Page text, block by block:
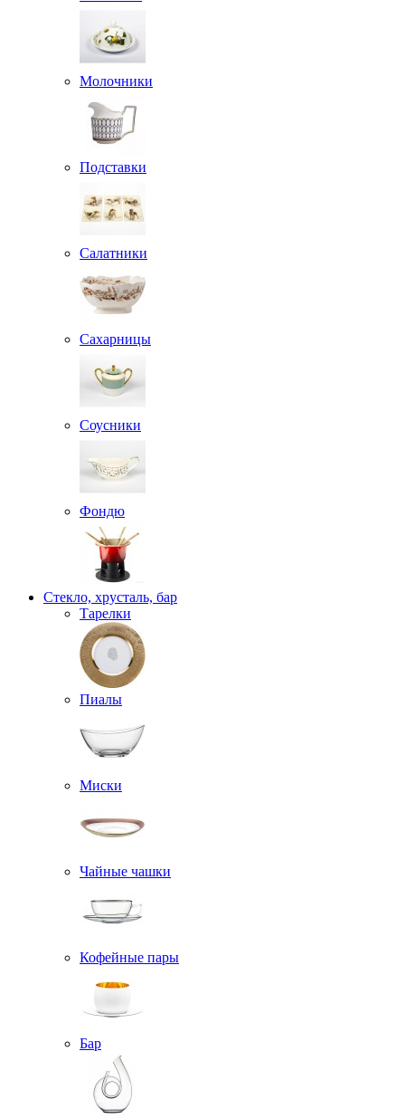
Молочники
Подставки
Салатники
Сахарницы
Соусники
Фондю
Стекло, хрусталь, бар
Тарелки
Пиалы
Миски
Чайные чашки
Кофейные пары
Бар